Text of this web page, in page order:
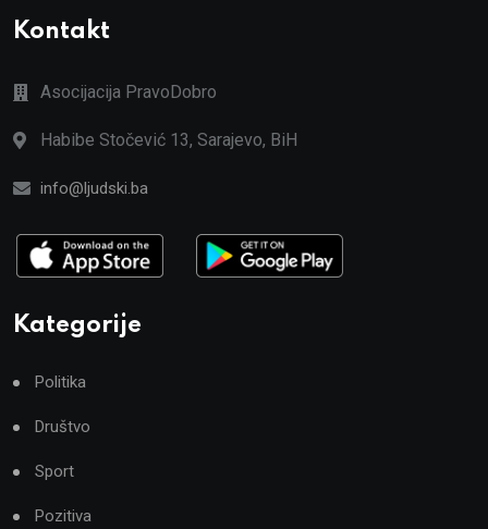
Kontakt
Asocijacija PravoDobro
Habibe Stočević 13, Sarajevo, BiH
info@ljudski.ba
Kategorije
Politika
Društvo
Sport
Pozitiva